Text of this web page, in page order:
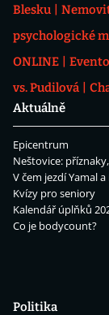
Blesku
psychologické
ONLINE
vs. Pudilová
Aktuálně
Epicentrum
Neštovice:
V čem jezdí Yamal a
Kvízy pro seniory
Kalendář úplňků
Co je bodycount?
Politika